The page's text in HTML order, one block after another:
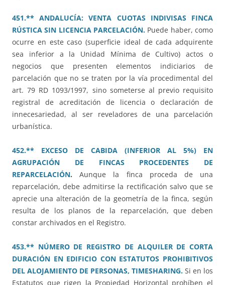
451.** ANDALUCÍA: VENTA CUOTAS INDIVISAS FINCA
RÚSTICA SIN LICENCIA PARCELACIÓN. Puede haber, como
ocurre en este caso (superficie ideal de cada adquirente
sea inferior a la Unidad Mínima de Cultivo) actos o
negocios que presenten elementos indiciarios de
parcelación que no se traten por la vía procedimental del
art. 79 RD 1093/1997, sino someterse al previo requisito
registral de acreditación de licencia o declaración de
innecesariedad, al ser reveladores de una parcelación
urbanística.
452.** EXCESO DE CABIDA (INFERIOR AL 5%) EN
AGRUPACIÓN DE FINCAS PROCEDENTES DE
REPARCELACIÓN.Aunque la finca proceda de una
reparcelación, debe admitirse la rectificación salvo que se
aprecie una alteración de la geometría de la finca, según
resulta de los planos de la reparcelación, que deben
constar archivados en el Registro.
453.** NÚMERO DE REGISTRO DE ALQUILER DE CORTA
DURACIÓN EN EDIFICIO CON ESTATUTOS PROHIBITIVOS
DEL ALOJAMIENTO DE PERSONAS, TIMESHARING. Si en los
Estatutos que rigen la Propiedad Horizontal prohíben el